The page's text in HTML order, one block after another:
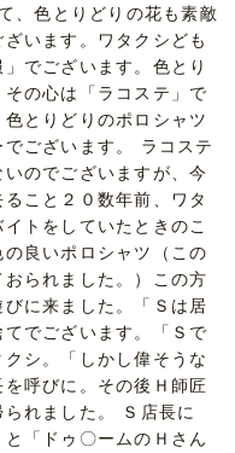
、色とりどりの花も素敵
います。ワタクシども
でございます。色とり
の心は「ラコステ」で
とりどりのポロシャツ
ございます。 ラコステ
のでございますが、今
こと２０数年前、ワタ
トをしていたときのこ
良いポロシャツ（この
られました。）この方
に来ました。「Ｓは居
でございます。「Ｓで
シ。「しかし偉そうな
呼びに。その後Ｈ師匠
れました。 Ｓ店長に
「ドゥ〇ームのＨさん